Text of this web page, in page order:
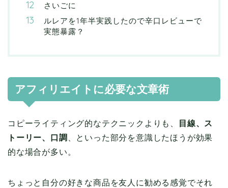
さいごに
ルレアを1年半実践したので辛口レビューで
実態暴露？
アフィリエイトに必要な文章術
コピーライティング的なテクニックよりも、
目線、ス
トーリー、口調
、といった部分を意識したほうが効果
的な場合が多い。
ちょっと自分の好きな商品を友人に勧める感覚でそれ